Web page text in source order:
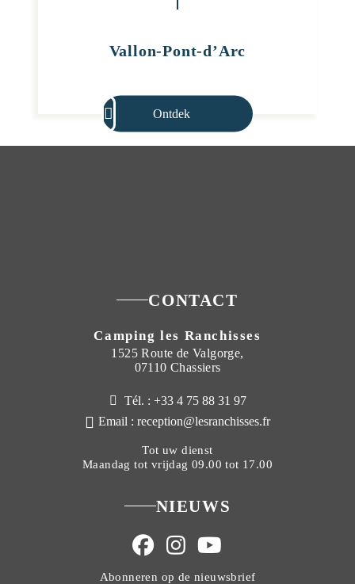
Vallon-Pont-d’Arc
Ontdek
CONTACT
Camping les Ranchisses
1525 Route de Valgorge,
07110 Chassiers
Tél. : +33 4 75 88 31 97
Email : reception@lesranchisses.fr
Tot uw dienst
Maandag tot vrijdag 09.00 tot 17.00
NIEUWS
Abonneren op de nieuwsbrief